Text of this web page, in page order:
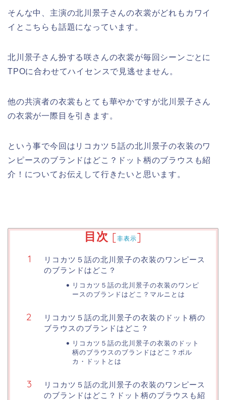
そんな中、主演の北川景子さんの衣裳がどれもカワイ
イとこちらも話題になっています。
北川景子さん扮する咲さんの衣裳が毎回シーンごとに
TPOに合わせてハイセンスで見逃せません。
他の共演者の衣裳もとても華やかですが北川景子さん
の衣裳が一際目を引きます。
という事で今回はリコカツ５話の北川景子の衣装のワ
ンピースのブランドはどこ？ドット柄のブラウスも紹
介！についてお伝えして行きたいと思います。
目次 [非表示]
リコカツ５話の北川景子の衣装のワンピース
のブランドはどこ？
リコカツ５話の北川景子の衣装のワンピ
ースのブランドはどこ？マルニとは
リコカツ５話の北川景子の衣装のドット柄の
ブラウスのブランドはどこ？
リコカツ５話の北川景子の衣装のドット
柄のブラウスのブランドはどこ？ポル
カ・ドットとは
リコカツ５話の北川景子の衣装のワンピース
のブランドはどこ？ドット柄のブラウスも紹